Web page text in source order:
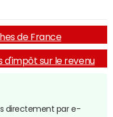
de France
d'impôt sur le revenu
directement par e-